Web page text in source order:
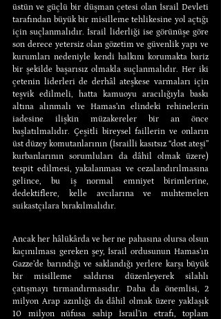
üstün ve güçlü bir düşman çetesi olan İsrail Devleti
tarafından büyük bir misilleme tehlikesine yol açtığı
için suçlanmalıdır. İsrail liderliği ise görünüşe göre
son derece yetersiz olan gözetim ve güvenlik yapı ve
kurumları nedeniyle kendi halkını korumakta bariz
bir şekilde başarısız olmakla suçlanmalıdır. Her iki
çetenin liderleri de derhâl ateşkese varmaları için
teşvik edilmeli, hatta kamuoyu aracılığıyla baskı
altına alınmalı ve Hamas’ın elindeki rehinelerin
iadesine ilişkin müzakereler bir an önce
başlatılmalıdır. Çeşitli bireysel faillerin ve onların
üst düzey komutanlarının (İsrailli kasıtsız “dost ateşi”
kurbanlarının sorumluları da dâhil olmak üzere)
tespit edilmesi, yakalanması ve cezalandırılmasına
gelince, bu iş normal emniyet birimlerine,
dedektiflere, kelle avcılarına ve muhtemelen
suikastçılara bırakılmalıdır.
Ancak her hâlükârda ve her ne pahasına olursa olsun
kaçınılması gereken şey, İsrail ordusunun Hamas’ın
Gazze’de barındığı ve saklandığı yerlere karşı büyük
bir misilleme saldırısı düzenleyerek silahlı
çatışmayı tırmandırmasıdır. Daha da önemlisi, 2
milyon Arap azınlığı da dâhil olmak üzere yaklaşık
10 milyon nüfusa sahip İsrail’in etrafı, toplam